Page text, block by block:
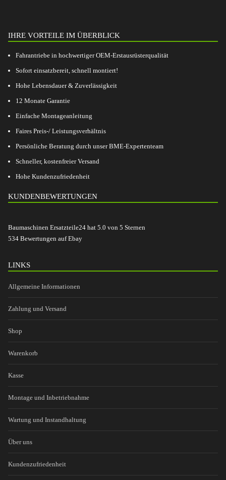
IHRE VORTEILE IM ÜBERBLICK
Fahrantriebe in hochwertiger OEM-Erstausrüsterqualität
Sofort einsatzbereit, schnell montiert!
Hohe Lebensdauer & Zuverlässigkeit
12 Monate Garantie
Einfache Montageanleitung
Faires Preis-/ Leistungsverhältnis
Persönliche Beratung durch unser BME-Expertenteam
Schneller, kostenfreier Versand
Hohe Kundenzufriedenheit
KUNDENBEWERTUNGEN
Baumaschinen Ersatzteile24 hat 5.0 von 5 Sternen
534 Bewertungen auf Ebay
LINKS
Allgemeine Informationen
Zahlung und Versand
Shop
Warenkorb
Kasse
Montage und Inbetriebnahme
Wartung und Instandhaltung
Über uns
Kundenzufriedenheit